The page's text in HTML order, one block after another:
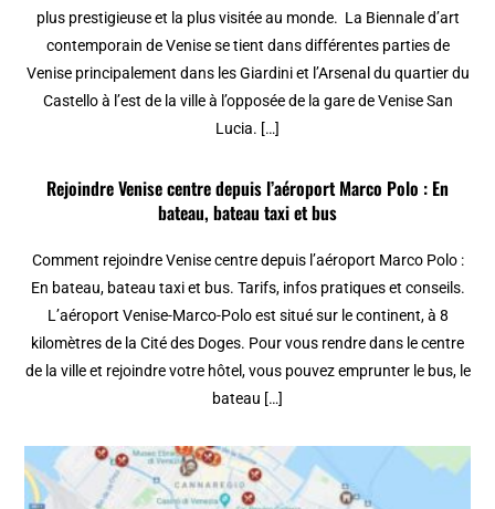
plus prestigieuse et la plus visitée au monde. La Biennale d’art
contemporain de Venise se tient dans différentes parties de
Venise principalement dans les Giardini et l’Arsenal du quartier du
Castello à l’est de la ville à l’opposée de la gare de Venise San
Lucia. […]
Rejoindre Venise centre depuis l’aéroport Marco Polo : En
bateau, bateau taxi et bus
Comment rejoindre Venise centre depuis l’aéroport Marco Polo :
En bateau, bateau taxi et bus. Tarifs, infos pratiques et conseils.
L’aéroport Venise-Marco-Polo est situé sur le continent, à 8
kilomètres de la Cité des Doges. Pour vous rendre dans le centre
de la ville et rejoindre votre hôtel, vous pouvez emprunter le bus, le
bateau […]